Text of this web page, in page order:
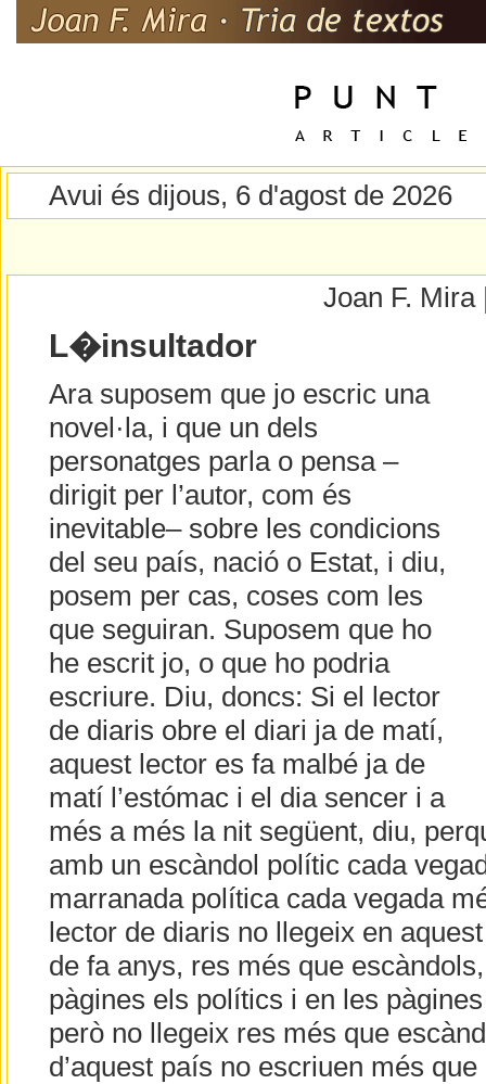
Avui és dijous, 6 d'agost de 2026
Joan F.
L�insultador
Ara suposem que jo escric una
novel·la, i que un dels
personatges parla o pensa –
dirigit per l’autor, com és
inevitable– sobre les condicions
del seu país, nació o Estat, i diu,
posem per cas, coses com les
que seguiran. Suposem que ho
he escrit jo, o que ho podria
escriure. Diu, doncs: Si el lector
de diaris obre el diari ja de matí,
aquest lector es fa malbé ja de
matí l’estómac i el dia sencer i a
més a més la nit següent, diu,
amb un escàndol polític cada
marranada política cada vegada
lector de diaris no llegeix en
de fa anys, res més que
pàgines els polítics i en les
però no llegeix res més que
d’aquest país no escriuen més que